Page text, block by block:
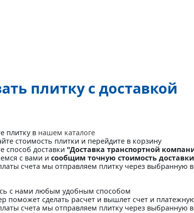
плитку с доставкой
плитку в нашем каталоге
стоимость плитки и перейдите в корзину
способ доставки "Доставка транспортной
с вами и сообщим точную стоимость доставки
счета мы отправляем плитку через выбранную
с нами любым удобным способом
поможет сделать расчет и вышлет счет и
счета мы отправляем плитку через выбранную